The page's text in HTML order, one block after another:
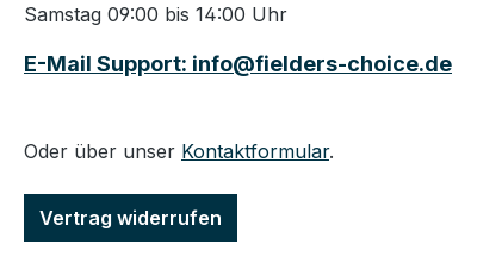
Samstag 09:00 bis 14:00 Uhr
E-Mail Support: info@fielders-choice.de
Oder über unser Kontaktformular.
Vertrag widerrufen